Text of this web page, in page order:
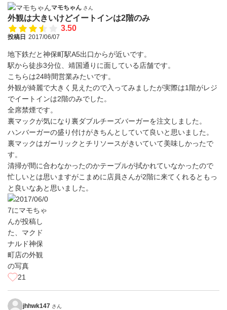
マモちゃん さん
外観は大きいけどイートインは2階のみ
3.50
投稿日 2017/06/07
地下鉄だと神保町駅A5出口からが近いです。
駅から徒歩3分位、靖国通りに面している店舗です。
こちらは24時間営業みたいです。
外観が綺麗で大きく見えたので入ってみましたが実際は1階がレジ
でイートインは2階のみでした。
全席禁煙です。
裏マックが気になり裏ダブルチーズバーガーを注文しました。
ハンバーガーの盛り付けがきちんとしていて良いと思いました。
裏マックはガーリックとチリソースがきいていて美味しかったで
す。
清掃が間に合わなかったのかテーブルが拭かれていなかったので
忙しいとは思いますがこまめに店員さんが2階に来てくれるともっ
と良いなあと思いました。
21
jhhwk147 さん